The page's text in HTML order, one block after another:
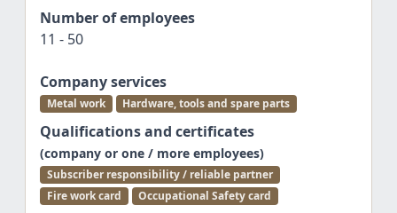
Number of employees
11 - 50
Company services
Metal work Hardware, tools and spare parts
Qualifications and certificates
(company or one / more employees)
Subscriber responsibility / reliable partner
Fire work card
Occupational Safety card